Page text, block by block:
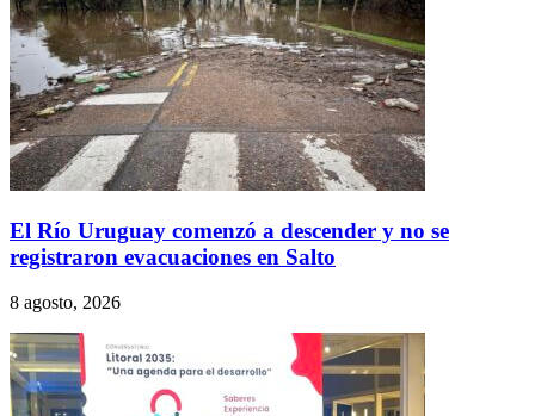
El Río Uruguay comenzó a descender y no se
registraron evacuaciones en Salto
8 agosto, 2026